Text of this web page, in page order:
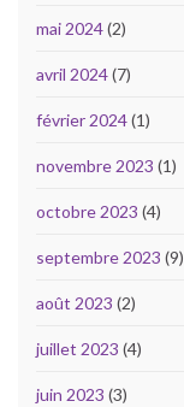
mai 2024(2)
avril 2024(7)
février 2024(1)
novembre 2023 (1)
octobre 2023 (4)
septembre 2023 (9)
août 2023 (2)
juillet 2023 (4)
juin 2023 (3)